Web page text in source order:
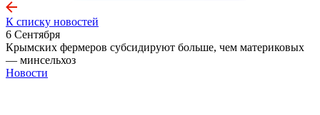
К списку новостей
6 Сентября
Крымских фермеров субсидируют больше, чем материковых
— минсельхоз
Новости